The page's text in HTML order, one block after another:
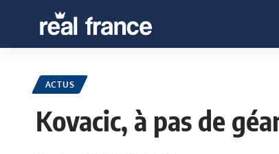
ACTUS
Kovacic, à pas de